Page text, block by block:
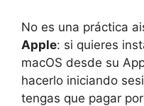
No es una práctica
Apple: si quieres
macOS desde su
hacerlo iniciando
tengas que pagar